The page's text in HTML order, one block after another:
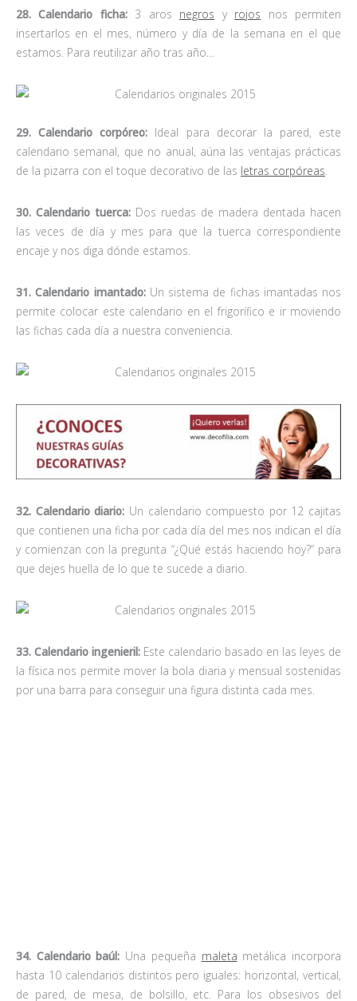
28. Calendario ficha: 3 aros negros y rojos nos permiten
insertarlos en el mes, número y día de la semana en el que
estamos. Para reutilizar año tras año…
29. Calendario corpóreo: Ideal para decorar la pared, este
calendario semanal, que no anual, aúna las ventajas prácticas
de la pizarra con el toque decorativo de las letras corpóreas
30. Calendario tuerca: Dos ruedas de madera dentada hacen
las veces de día y mes para que la tuerca correspondiente
encaje y nos diga dónde estamos.
31. Calendario imantado:Un sistema de fichas imantadas nos
permite colocar este calendario en el frigorífico e ir moviendo
las fichas cada día a nuestra conveniencia.
32. Calendario diario: Un calendario compuesto por 12 cajitas
que contienen una ficha por cada día del mes nos indican el día
y comienzan con la pregunta “¿Qué estás haciendo hoy?” para
que dejes huella de lo que te sucede a diario.
33. Calendario ingenieril: Este calendario basado en las leyes de
la física nos permite mover la bola diaria y mensual sostenidas
por una barra para conseguir una figura distinta cada mes.
36. Calendario gráfico:Diseñadores gráficos ilustran este